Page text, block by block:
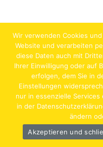
Jobs Lehrstellen
Hentschläger Bau GmbH
Wir verwenden Cookies
Website und verarbeiten
diese Daten auch mit
Ihrer Einwilligung oder auf
erfolgen, dem Sie in
Einstellungen
nur in essenzielle
in der
ändern
Akzeptieren und